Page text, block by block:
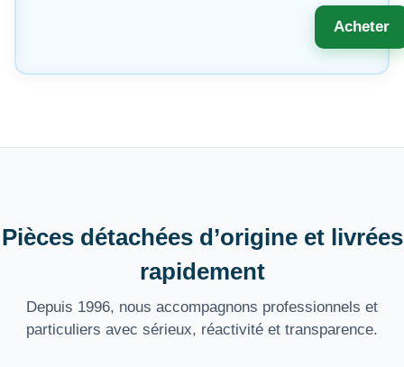
Acheter
Pièces détachées d’origine et livrées
rapidement
Depuis 1996, nous accompagnons professionnels et
particuliers avec sérieux, réactivité et transparence.